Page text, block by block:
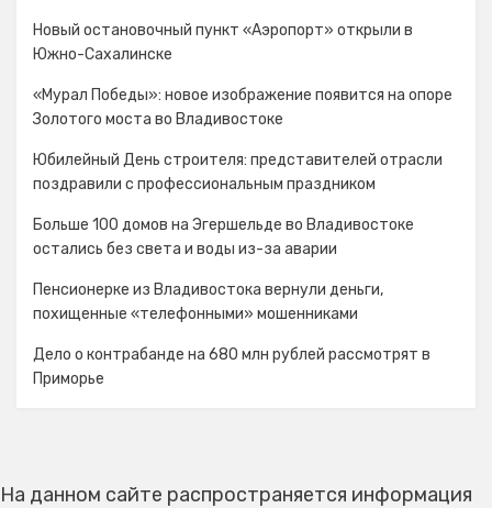
Новый остановочный пункт «Аэропорт» открыли в
Южно-Сахалинске
«Мурал Победы»: новое изображение появится на опоре
Золотого моста во Владивостоке
Юбилейный День строителя: представителей отрасли
поздравили с профессиональным праздником
Больше 100 домов на Эгершельде во Владивостоке
остались без света и воды из-за аварии
Пенсионерке из Владивостока вернули деньги,
похищенные «телефонными» мошенниками
Дело о контрабанде на 680 млн рублей рассмотрят в
Приморье
На данном сайте распространяется информация